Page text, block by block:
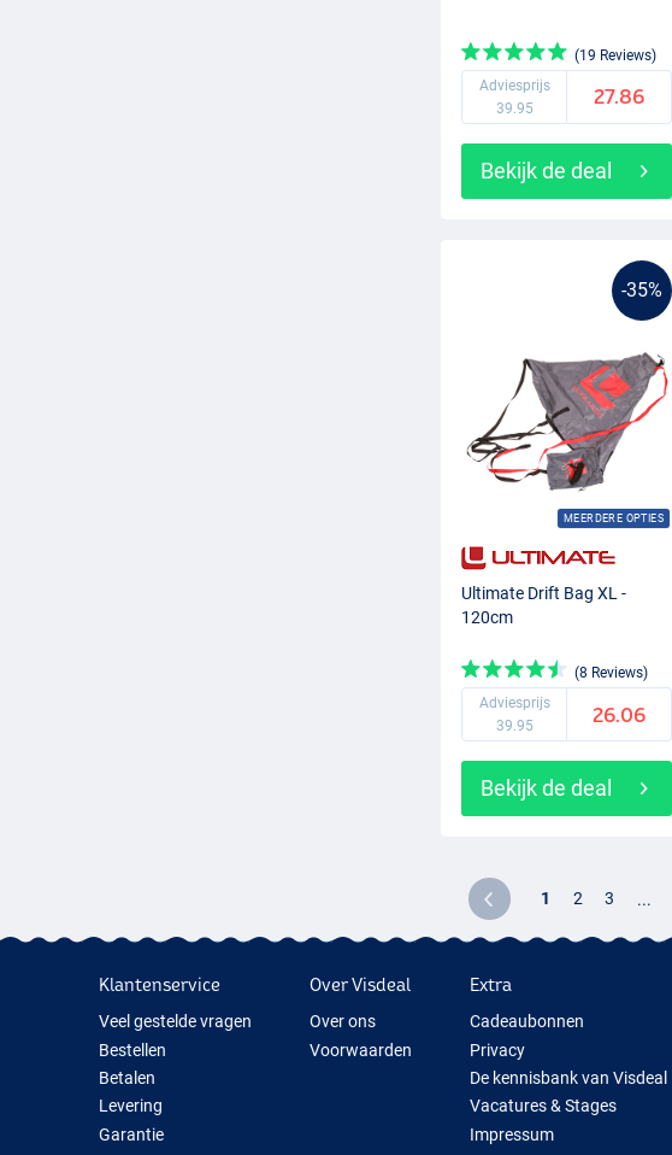
(19 Reviews)
Adviesprijs
39.95
27.86
Bekijk de deal
-35%
MEERDERE OPTIES
Ultimate Drift Bag XL -
120cm
(8 Reviews)
Adviesprijs
39.95
26.06
Bekijk de deal
1 2 3 ...
Klantenservice
Veel gestelde vragen
Bestellen
Betalen
Levering
Garantie
Over Visdeal
Over ons
Voorwaarden
Extra
Cadeaubonnen
Privacy
De kennisbank van Visdeal
Vacatures & Stages
Impressum